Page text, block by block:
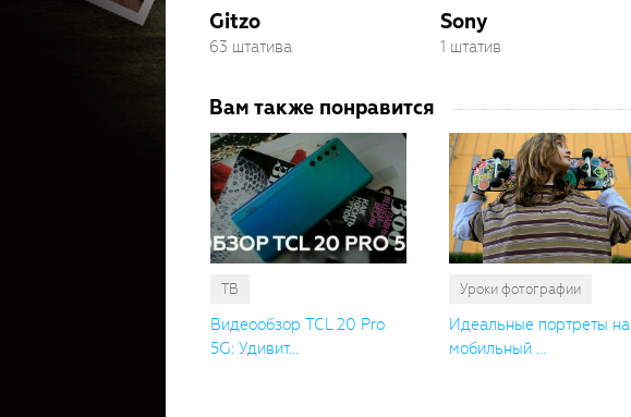
Gitzo
63 штатива
Sony
1 штатив
Вам также понравится
ТВ
Видеообзор TCL 20 Pro
5G: Удивит...
Уроки фотографии
Идеальные портреты на
мобильный ...